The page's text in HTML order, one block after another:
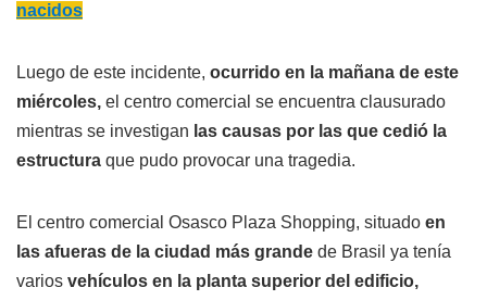
nacidos
Luego de este incidente, ocurrido en la mañana de este
miércoles, el centro comercial se encuentra clausurado
mientras se investigan las causas por las que cedió la
estructura que pudo provocar una tragedia.
El centro comercial Osasco Plaza Shopping, situado en
las afueras de la ciudad más grande de Brasil ya tenía
varios vehículos en la planta superior del edificio,